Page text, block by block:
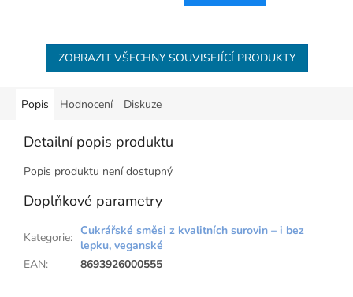
ZOBRAZIT VŠECHNY SOUVISEJÍCÍ PRODUKTY
Popis Hodnocení Diskuze
Detailní popis produktu
Popis produktu není dostupný
Doplňkové parametry
Kategorie: Cukrářské směsi z kvalitních surovin – i bez
lepku, veganské
EAN: 8693926000555